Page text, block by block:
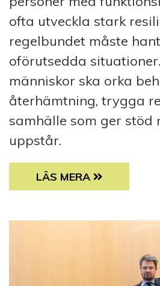
ofta utveckla stark
regelbundet måste
oförutsedda
människor ska orka
återhämtning, trygga
samhälle som ger stöd
uppstår.
RESILIENS –
LÄS MERA